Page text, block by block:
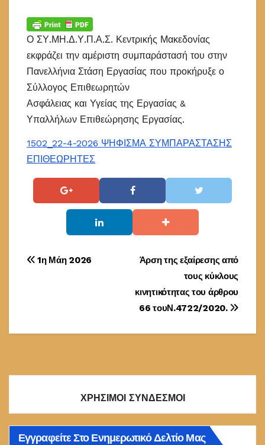
Ο ΣΥ.ΜΗ.Δ.Υ.Π.Α.Σ. Κεντρικής Μακεδονίας
εκφράζει την αμέριστη συμπαράστασή του στην
Πανελλήνια Στάση Εργασίας που προκήρυξε ο
Σύλλογος Επιθεωρητών
Ασφάλειας και Υγείας της Εργασίας &
Υπαλλήλων Επιθεώρησης Εργασίας.
1502_22-4-2026 ΨΗΦΙΣΜΑ ΣΥΜΠΑΡΑΣΤΑΣΗΣ
ΕΠΙΘΕΩΡΗΤΕΣ
Πλοήγηση
Άρση της εξαίρεσης από
τους κύκλους
κινητικότητας του άρθρου
66 τουΝ.4722/2020.
1η Μάη 2026
ΧΡΗΣΙΜΟΙ ΣΥΝΔΕΣΜΟΙ
Εγγραφείτε Στο Ενημερωτικό Δελτίο Μας